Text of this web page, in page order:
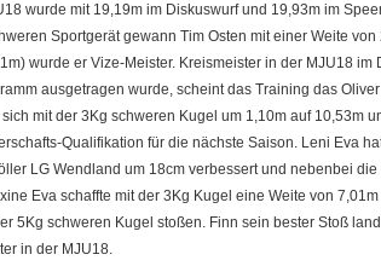
wurde mit 19,19m im Diskuswurf und 19,93m im
Sportgerät gewann Tim Osten mit einer Weite
wurde er Vize-Meister. Kreismeister in der MJU18
ausgetragen wurde, scheint das Training das
sich mit der 3Kg schweren Kugel um 1,10m auf 10,53m
Qualifikation für die nächste Saison. Leni Eva
LG Wendland um 18cm verbessert und nebenbei
Eva schaffte mit der 3Kg Kugel eine Weite von
5Kg schweren Kugel stoßen. Finn sein bester Stoß
in der MJU18.